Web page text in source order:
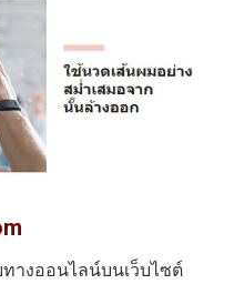
างออนไลน์บนเว็บไซต์